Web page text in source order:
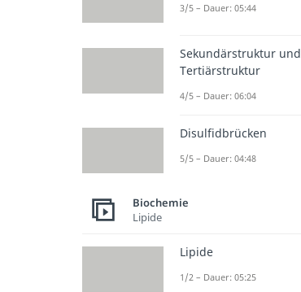
3/5 – Dauer: 05:44
Sekundärstruktur und
Tertiärstruktur
4/5 – Dauer: 06:04
Disulfidbrücken
5/5 – Dauer: 04:48
Biochemie
Lipide
Lipide
1/2 – Dauer: 05:25